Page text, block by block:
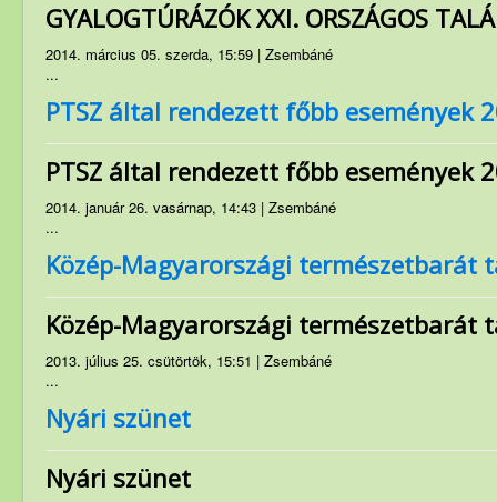
PMP hírei
Archívum
GYALOGTÚRÁZÓK XXI. ORSZÁGOS
2014. március 05. szerda, 15:59 | Zsembáné
...
PTSZ által rendezett főbb események
PTSZ által rendezett főbb események
2014. január 26. vasárnap, 14:43 | Zsembáné
...
Közép-Magyarországi természetbarát
Közép-Magyarországi természetbarát
2013. július 25. csütörtök, 15:51 | Zsembáné
...
Nyári szünet
Nyári szünet